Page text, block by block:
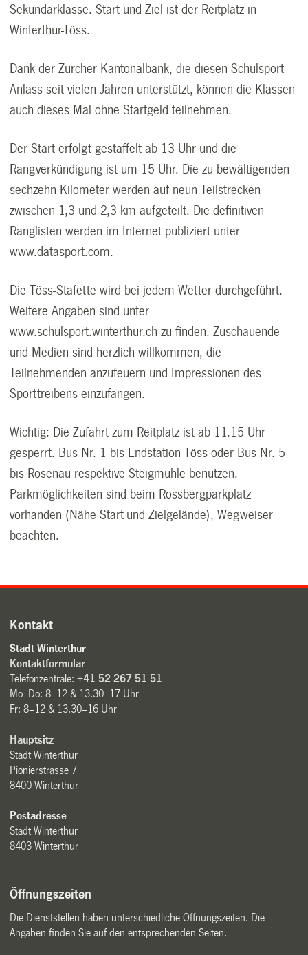
Sekundarklasse. Start und Ziel ist der Reitplatz in
Winterthur-Töss.
Dank der Zürcher Kantonalbank, die diesen Schulsport-
Anlass seit vielen Jahren unterstützt, können die Klassen
auch dieses Mal ohne Startgeld teilnehmen.
Der Start erfolgt gestaffelt ab 13 Uhr und die
Rangverkündigung ist um 15 Uhr. Die zu bewältigenden
sechzehn Kilometer werden auf neun Teilstrecken
zwischen 1,3 und 2,3 km aufgeteilt. Die definitiven
Ranglisten werden im Internet publiziert unter
www.datasport.com.
Die Töss-Stafette wird bei jedem Wetter durchgeführt.
Weitere Angaben sind unter
www.schulsport.winterthur.ch zu finden. Zuschauende
und Medien sind herzlich willkommen, die
Teilnehmenden anzufeuern und Impressionen des
Sporttreibens einzufangen.
Wichtig: Die Zufahrt zum Reitplatz ist ab 11.15 Uhr
gesperrt. Bus Nr. 1 bis Endstation Töss oder Bus Nr. 5
bis Rosenau respektive Steigmühle benutzen.
Parkmöglichkeiten sind beim Rossbergparkplatz
vorhanden (Nähe Start-und Zielgelände), Wegweiser
beachten.
Kontakt
Stadt Winterthur
Kontaktformular
Telefonzentrale:+41 52 267 51 51
Mo–Do: 8–12 & 13.30–17 Uhr
Fr: 8–12 & 13.30–16 Uhr
Hauptsitz
Stadt Winterthur
Pionierstrasse 7
8400 Winterthur
Postadresse
Stadt Winterthur
8403 Winterthur
Öffnungszeiten
Die Dienststellen haben unterschiedliche Öffnungszeiten. Die
Angaben finden Sie auf den entsprechenden Seiten.